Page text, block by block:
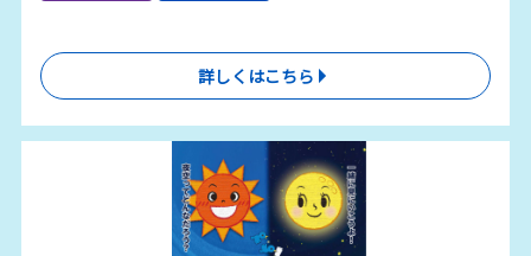
詳しくはこちら